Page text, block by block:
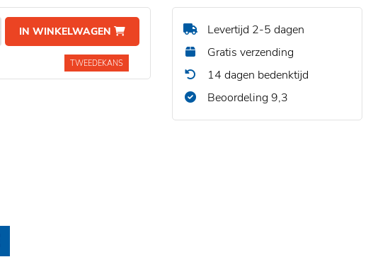
IN WINKELWAGEN
TWEEDEKANS
Levertijd 2-5 dagen
Gratis verzending
14 dagen bedenktijd
Beoordeling 9,3